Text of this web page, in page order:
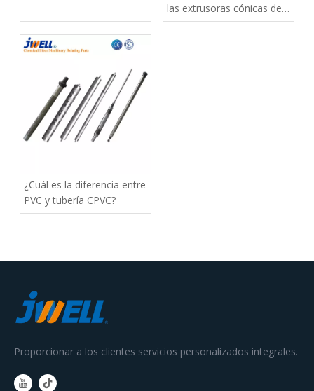
las extrusoras cónicas de
doble tornillo para
¿Cuál es la diferencia entre
PVC y tubería CPVC?
Proporcionar a los clientes servicios personalizados integrales.